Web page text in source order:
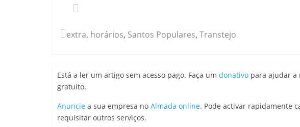
extra, horários, Santos Populares, Transtejo
Está a ler um artigo sem acesso pago. Faça um donativo para ajudar a
gratuito.
Anuncie a sua empresa no Almada online. Pode activar rapidamente
requisitar outros serviços.